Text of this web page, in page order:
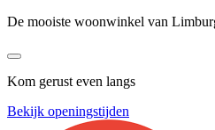
De mooiste woonwinkel van
Kom gerust even langs
Bekijk openingstijden